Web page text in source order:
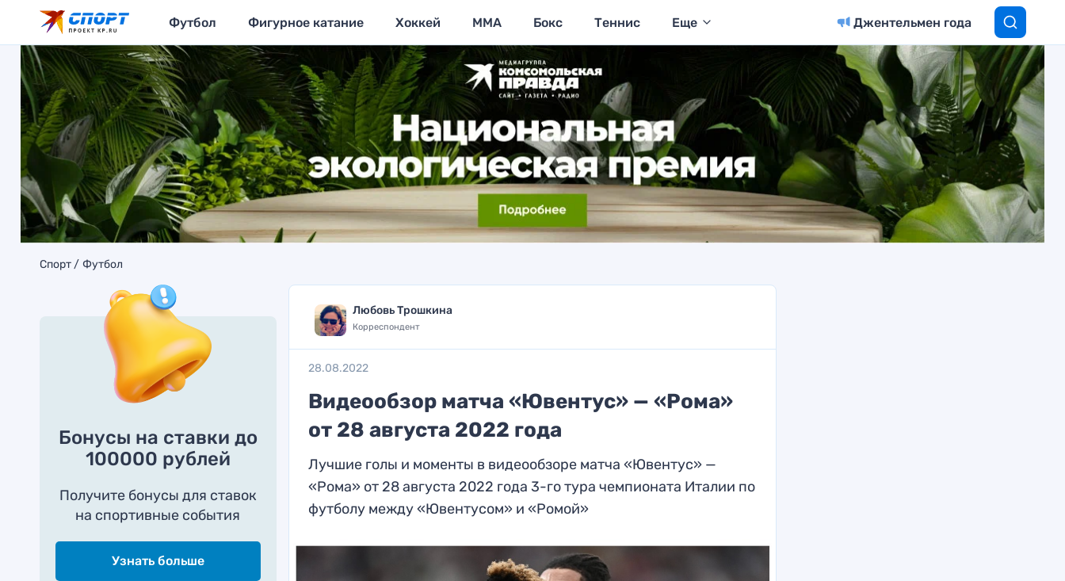
Футбол Фигурное катание Хоккей MMA Бокс Теннис Еще Джентельмен года
Спорт Футбол
Бонусы на ставки до
100000 рублей
Получите бонусы для ставок
на спортивные события
Узнать больше
Любовь Трошкина
Корреспондент
28.08.2022
Видеообзор матча «Ювентус» — «Рома»
от 28 августа 2022 года
Лучшие голы и моменты в видеообзоре матча «Ювентус» —
«Рома» от 28 августа 2022 года 3-го тура чемпионата Италии по
футболу между «Ювентусом» и «Ромой»